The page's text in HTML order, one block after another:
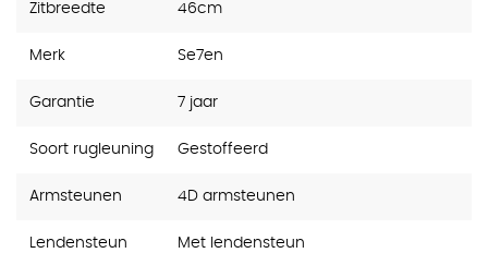
Zitbreedte 46cm
Merk Se7en
Garantie 7 jaar
Soort rugleuning Gestoffeerd
Armsteunen 4D armsteunen
Lendensteun Met lendensteun